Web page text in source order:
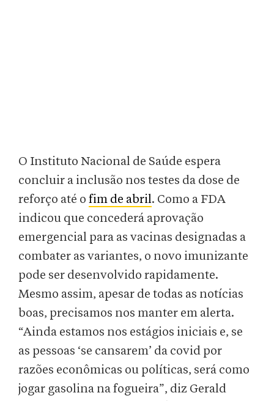
O Instituto Nacional de Saúde espera
concluir a inclusão nos testes da dose de
reforço até o fim de abril. Como a FDA
indicou que concederá aprovação
emergencial para as vacinas designadas a
combater as variantes, o novo imunizante
pode ser desenvolvido rapidamente.
Mesmo assim, apesar de todas as notícias
boas, precisamos nos manter em alerta.
“Ainda estamos nos estágios iniciais e, se
as pessoas ‘se cansarem’ da covid por
razões econômicas ou políticas, será como
jogar gasolina na fogueira”, diz Gerald